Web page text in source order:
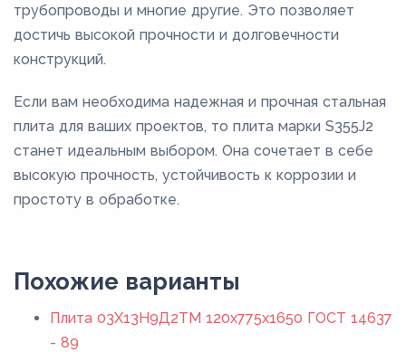
трубопроводы и многие другие. Это позволяет
достичь высокой прочности и долговечности
конструкций.
Если вам необходима надежная и прочная стальная
плита для ваших проектов, то плита марки S355J2
станет идеальным выбором. Она сочетает в себе
высокую прочность, устойчивость к коррозии и
простоту в обработке.
Похожие варианты
Плита 03Х13Н9Д2ТМ 120x775x1650 ГОСТ 14637
- 89